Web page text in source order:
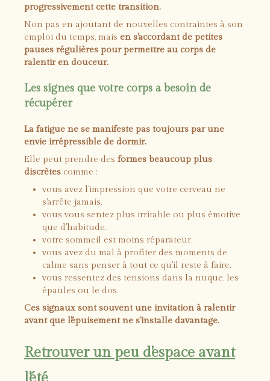
progressivement cette transition.
Non pas en ajoutant de nouvelles contraintes à son
emploi du temps, mais en s'accordant de petites
pauses régulières pour permettre au corps de
ralentir en douceur.
Les signes que votre corps a besoin de
récupérer
La fatigue ne se manifeste pas toujours par une
envie irrépressible de dormir.
Elle peut prendre des formes beaucoup plus
discrètes comme :
vous avez l'impression que votre cerveau ne
s'arrête jamais.
vous vous sentez plus irritable ou plus émotive
que d'habitude.
votre sommeil est moins réparateur.
vous avez du mal à profiter des moments de
calme sans penser à tout ce qu'il reste à faire.
vous ressentez des tensions dans la nuque, les
épaules ou le dos.
Ces signaux sont souvent une invitation à ralentir
avant que l'épuisement ne s'installe davantage.
Retrouver un peu d'espace avant